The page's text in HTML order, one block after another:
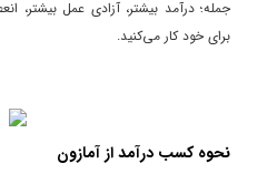
جمله؛ درآمد بیشتر، آزادی عمل بیشتر،
برای خود کار می‌کنید.
نحوه کسب درآمد از آمازون